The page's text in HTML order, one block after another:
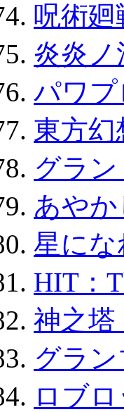
呪術
炎炎ノ
パワ
東方幻
グラ
あや
星に
HIT：
神之塔
グラ
ロブ